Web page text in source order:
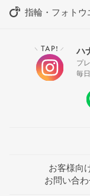
指輪・フォトウ
＼ TAP! ／ ハ
プ
毎
お客様向
お問い合